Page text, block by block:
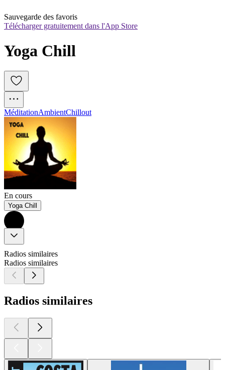
Sauvegarde des favoris
Télécharger gratuitement dans l'App Store
Yoga Chill
MéditationAmbientChillout
En cours
Yoga Chill
Radios similaires
Radios similaires
Radios similaires